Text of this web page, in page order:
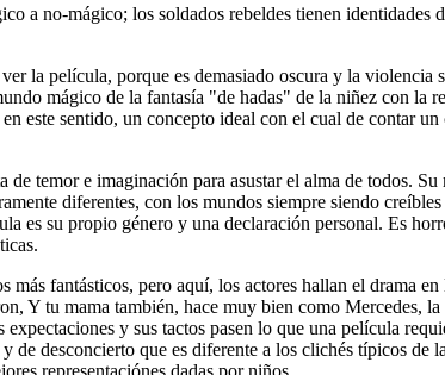
a no-mágico; los soldados rebeldes tienen identidades
la película, porque es demasiado oscura y la violencia
mágico de la fantasía "de hadas" de la niñez con la
sentido, un concepto ideal con el cual de contar un
temor e imaginación para asustar el alma de todos.
diferentes, con los mundos siempre siendo
su propio género y una declaración personal. Es
fantásticos, pero aquí, los actores hallan el drama
Y tu mama también, hace muy bien como Mercedes,
y sus tactos pasen lo que una película
desconcierto que es diferente a los clichés típicos de
representaciónes dadas por niños.